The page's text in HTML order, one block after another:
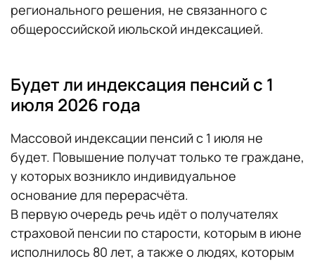
регионального решения, не связанного с
общероссийской июльской индексацией.
Будет ли индексация пенсий с 1
июля 2026 года
Массовой индексации пенсий с 1 июля не
будет. Повышение получат только те граждане,
у которых возникло индивидуальное
основание для перерасчёта.
В первую очередь речь идёт о получателях
страховой пенсии по старости, которым в июне
исполнилось 80 лет, а также о людях, которым